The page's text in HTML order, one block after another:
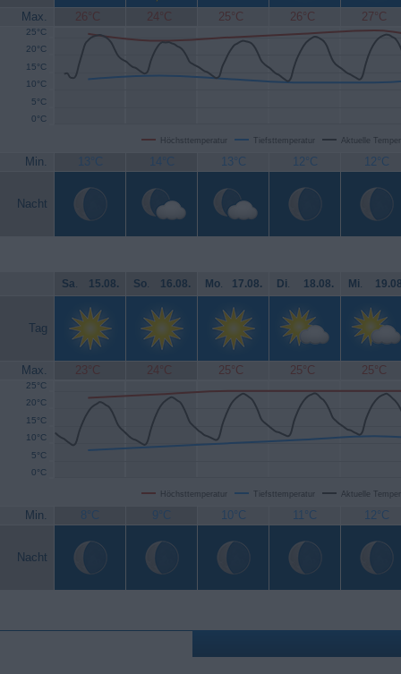
Max. 26°C 24°C 25°C 26°C 27°C
Höchsttemperatur Tiefsttemperatur Aktuelle
0°C
5°C
10°C
15°C
20°C
25°C
Min. 13°C 14°C 13°C 12°C 12°C
Nacht
Sa. 15.08. So. 16.08. Mo. 17.08. Di. 18.08. Mi.
Tag
Max. 23°C 24°C 25°C 25°C 25°C
Höchsttemperatur Tiefsttemperatur Aktuelle
0°C
5°C
10°C
15°C
20°C
25°C
Min. 8°C 9°C 10°C 11°C 12°C
Nacht